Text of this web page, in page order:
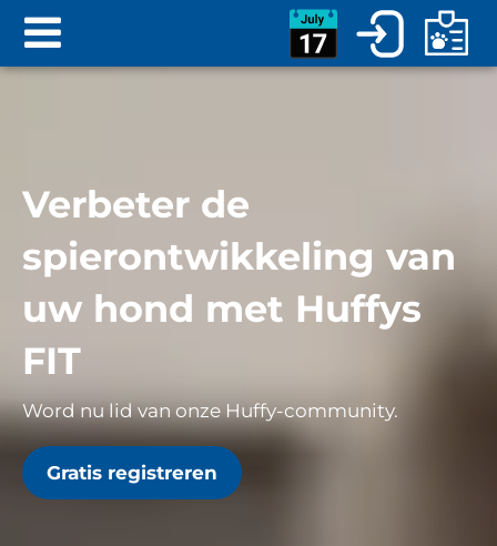
Verbeter de
spierontwikkeling van
uw hond met Huffys
FIT
Word nu lid van onze Huffy-community.
Gratis registreren